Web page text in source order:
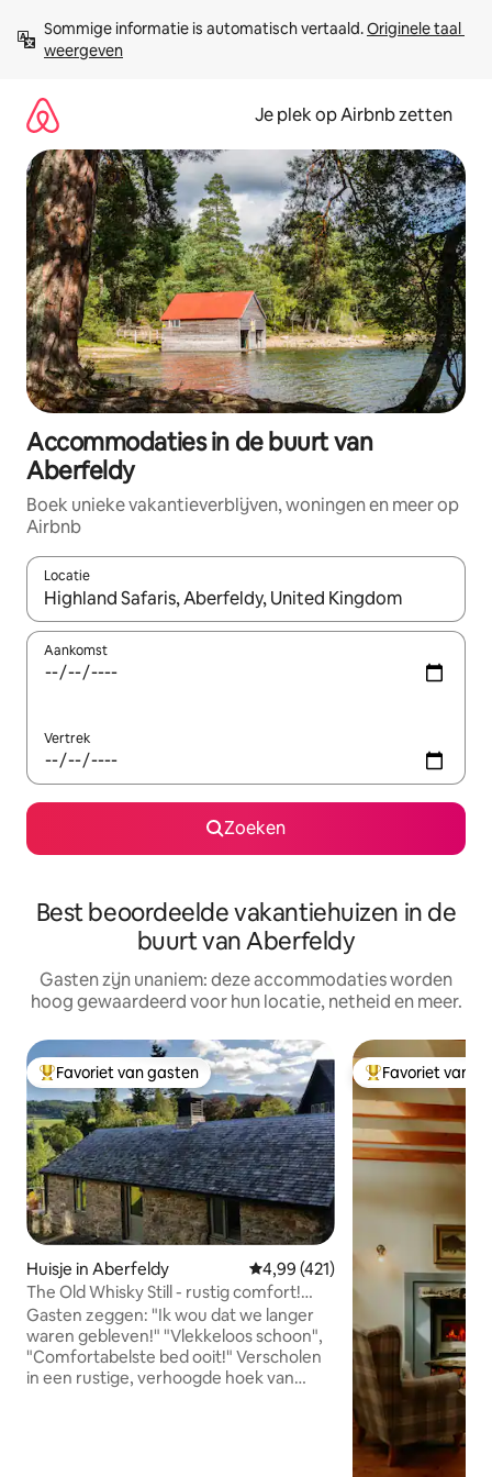
direct
naar
Sommige informatie is automatisch vertaald. Originele taal
weergeven
Je plek op Airbnb zetten
Accommodaties in de buurt van
Aberfeldy
Boek unieke vakantieverblijven, woningen en meer op
Airbnb
Locatie
Wanneer er resultaten beschikbaar zijn, maak je een keuze
Aankomst
Vertrek
Zoeken
Best beoordeelde vakantiehuizen in de
buurt van Aberfeldy
Gasten zijn unaniem: deze accommodaties worden
hoog gewaardeerd voor hun locatie, netheid en meer.
Topfavoriet van gasten
Favoriet van gasten
Huisje in Aberfeldy Gemiddelde beoordeling van
4,99 (421)
The Old Whisky Still - rustig comfort!
PK11599F
Gasten zeggen: "Ik wou dat we langer
waren gebleven!" "Vlekkeloos schoon",
"Comfortabelste bed ooit!" Verscholen
in een rustige, verhoogde hoek van
Topfavoriet van
Favoriet van